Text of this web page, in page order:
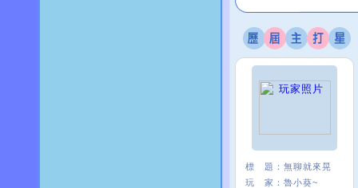
標 題： 無聊就來晃
玩 家： 魯小葵~